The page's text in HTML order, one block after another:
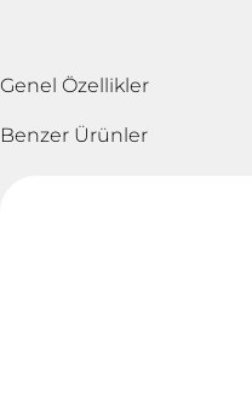
Genel Özellikler
Benzer Ürünler